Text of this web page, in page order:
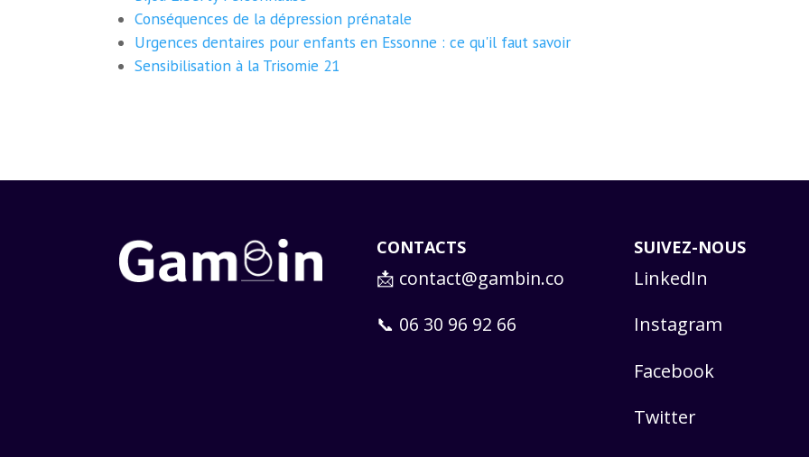
Conséquences de la dépression prénatale
Urgences dentaires pour enfants en Essonne : ce qu'il faut savoir
Sensibilisation à la Trisomie 21
CONTACTS
📩 contact@gambin.co
📞 06 30 96 92 66
SUIVEZ-NOUS
LinkedIn
Instagram
Facebook
Twitter